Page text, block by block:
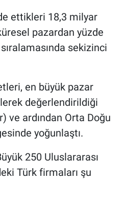
ettikleri 18,3 milyar
pazardan yüzde
sekizinci
en büyük pazar
değerlendirildiği
ve ardından Orta Doğu
yoğunlaştı.
250 Uluslararası
Türk firmaları şu